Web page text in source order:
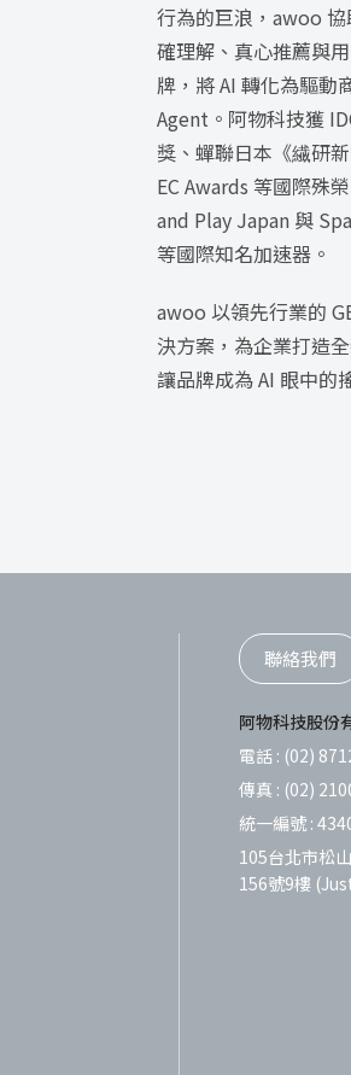
行為的巨浪，awoo 協
確理解、真心推薦與
牌，將 AI 轉化為驅動
Agent。阿物科技獲
獎、蟬聯日本《繊研
EC Awards 等國際殊
and Play Japan 與
等國際知名加速器。
awoo 以領先行業的
決方案，為企業打造
讓品牌成為 AI 眼中的
聯絡我們
阿物科技股份
電話 : (02)
傳真 : (02)
統一編號 :
105台北市松
156號9樓